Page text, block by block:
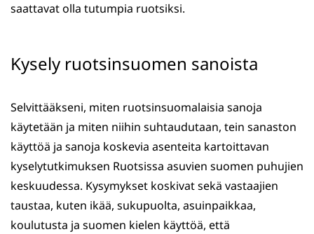
saattavat olla tutumpia ruotsiksi.
Kysely ruotsinsuomen sanoista
Selvittääkseni, miten ruotsinsuomalaisia sanoja
käytetään ja miten niihin suhtaudutaan, tein sanaston
käyttöä ja sanoja koskevia asenteita kartoittavan
kyselytutkimuksen Ruotsissa asuvien suomen puhujien
keskuudessa. Kysymykset koskivat sekä vastaajien
taustaa, kuten ikää, sukupuolta, asuinpaikkaa,
koulutusta ja suomen kielen käyttöä, että